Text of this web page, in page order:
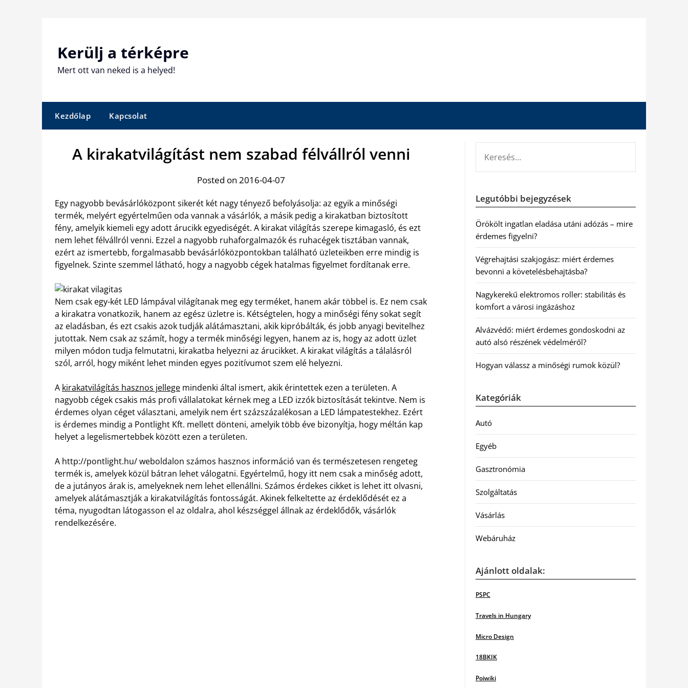
Kerülj a térképre
Mert ott van neked is a helyed!
Kezdőlap Kapcsolat
A kirakatvilágítást nem szabad félvállról venni
Posted on 2016-04-07
Egy nagyobb bevásárlóközpont sikerét két nagy tényező befolyásolja: az egyik a minőségi
termék, melyért egyértelműen oda vannak a vásárlók, a másik pedig a kirakatban biztosított
fény, amelyik kiemeli egy adott árucikk egyediségét. A kirakat világítás szerepe kimagasló, és ezt
nem lehet félvállról venni. Ezzel a nagyobb ruhaforgalmazók és ruhacégek tisztában vannak,
ezért az ismertebb, forgalmasabb bevásárlóközpontokban található üzleteikben erre mindig is
figyelnek. Szinte szemmel látható, hogy a nagyobb cégek hatalmas figyelmet fordítanak erre.
Nem csak egy-két LED lámpával világítanak meg egy terméket, hanem akár többel is. Ez nem csak
a kirakatra vonatkozik, hanem az egész üzletre is. Kétségtelen, hogy a minőségi fény sokat segít
az eladásban, és ezt csakis azok tudják alátámasztani, akik kipróbálták, és jobb anyagi bevitelhez
jutottak. Nem csak az számít, hogy a termék minőségi legyen, hanem az is, hogy az adott üzlet
milyen módon tudja felmutatni, kirakatba helyezni az árucikket. A kirakat világítás a tálalásról
szól, arról, hogy miként lehet minden egyes pozitívumot szem elé helyezni.
A kirakatvilágítás hasznos jellege mindenki által ismert, akik érintettek ezen a területen. A
nagyobb cégek csakis más profi vállalatokat kérnek meg a LED izzók biztosítását tekintve. Nem is
érdemes olyan céget választani, amelyik nem ért százszázalékosan a LED lámpatestekhez. Ezért
is érdemes mindig a Pontlight Kft. mellett dönteni, amelyik több éve bizonyítja, hogy méltán kap
helyet a legelismertebbek között ezen a területen.
A http://pontlight.hu/ weboldalon számos hasznos információ van és természetesen rengeteg
termék is, amelyek közül bátran lehet válogatni. Egyértelmű, hogy itt nem csak a minőség adott,
de a jutányos árak is, amelyeknek nem lehet ellenállni. Számos érdekes cikket is lehet itt olvasni,
amelyek alátámasztják a kirakatvilágítás fontosságát. Akinek felkeltette az érdeklődését ez a
téma, nyugodtan látogasson el az oldalra, ahol készséggel állnak az érdeklődők, vásárlók
rendelkezésére.
Legutóbbi bejegyzések
Örökölt ingatlan eladása utáni adózás – mire
érdemes figyelni?
Végrehajtási szakjogász: miért érdemes
bevonni a követelésbehajtásba?
Nagykerekű elektromos roller: stabilitás és
komfort a városi ingázáshoz
Alvázvédő: miért érdemes gondoskodni az
autó alsó részének védelméről?
Hogyan válassz a minőségi rumok közül?
Kategóriák
Autó
Egyéb
Gasztronómia
Szolgáltatás
Vásárlás
Webáruház
Ajánlott oldalak:
PSPC
Travels in Hungary
Micro Design
18BKIK
Poiwiki